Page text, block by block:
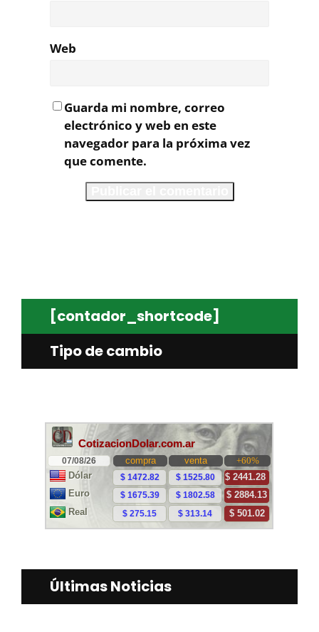
Web
Guarda mi nombre, correo
electrónico y web en este
navegador para la próxima vez
que comente.
[contador_shortcode]
Tipo de cambio
Últimas Noticias